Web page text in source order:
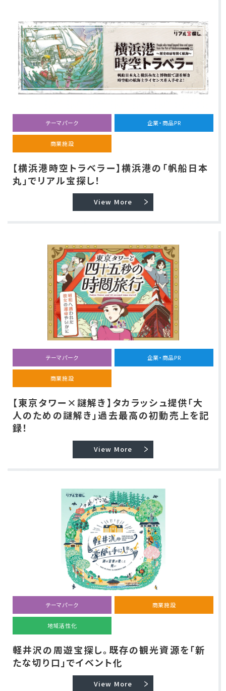
テーマパーク 企業・商品PR
商業施設
【横浜港時空トラベラー】横浜港の「帆船日本
丸」でリアル宝探し！
View More
テーマパーク 企業・商品PR
商業施設
【東京タワー×謎解き】タカラッシュ提供「大
人のための謎解き」過去最高の初動売上を記
録！
View More
テーマパーク 商業施設
地域活性化
軽井沢の周遊宝探し。既存の観光資源を「新
たな切り口」でイベント化
View More